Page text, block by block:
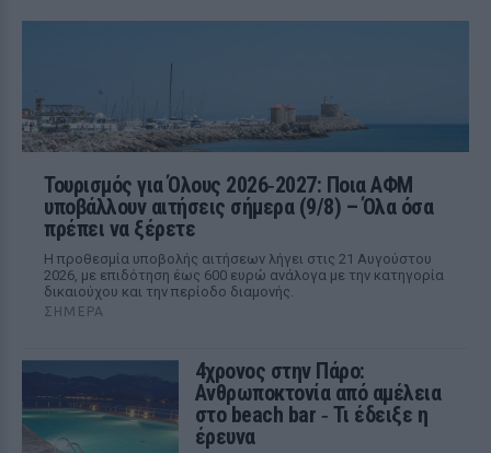
Τουρισμός για Όλους 2026‑2027: Ποια ΑΦΜ
υποβάλλουν αιτήσεις σήμερα (9/8) – Όλα όσα
πρέπει να ξέρετε
Η προθεσμία υποβολής αιτήσεων λήγει στις 21 Αυγούστου
2026, με επιδότηση έως 600 ευρώ ανάλογα με την κατηγορία
δικαιούχου και την περίοδο διαμονής.
ΣΉΜΕΡΑ
4χρονος στην Πάρο:
Ανθρωποκτονία από αμέλεια
στο beach bar ‑ Τι έδειξε η
έρευνα